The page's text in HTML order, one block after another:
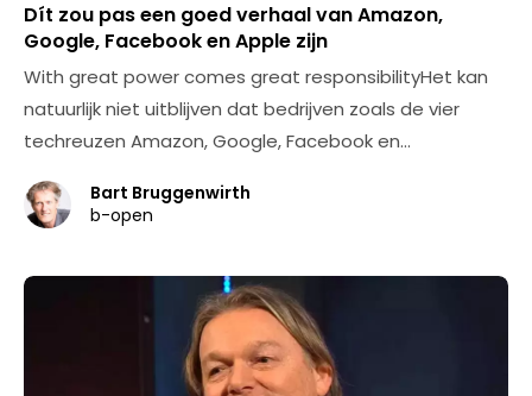
Dít zou pas een goed verhaal van Amazon,
Google, Facebook en Apple zijn
With great power comes great responsibilityHet kan
natuurlijk niet uitblijven dat bedrijven zoals de vier
techreuzen Amazon, Google, Facebook en…
Bart Bruggenwirth
b-open